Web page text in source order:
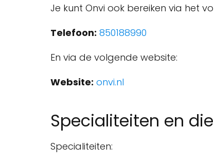
Je kunt Onvi ook bereiken via het
Telefoon: 850188990
En via de volgende website:
Website: onvi.nl
Specialiteiten en
Specialiteiten: